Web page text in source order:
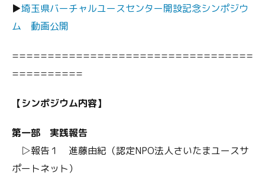
▶埼玉県バーチャルユースセンター開設記念シンポジウ
ム 動画公開
==================================
==========
【シンポジウム内容】
第一部 実践報告
▷報告１ 進藤由紀（認定NPO法人さいたまユースサ
ポートネット）